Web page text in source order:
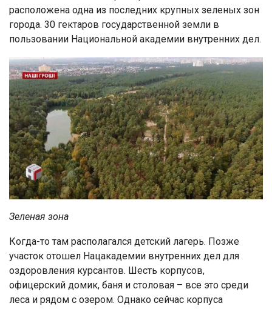
расположена одна из последних крупных зеленых зон
города. 30 гектаров государственной земли в
пользовании Национальной академии внутренних дел.
Зеленая зона
Когда-то там располагался детский лагерь. Позже
участок отошел Нацакадемии внутренних дел для
оздоровления курсантов. Шесть корпусов,
офицерский домик, баня и столовая – все это среди
леса и рядом с озером. Однако сейчас корпуса